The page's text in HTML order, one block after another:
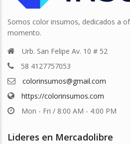
Somos color insumos, dedicados a
momento.
Urb. San Felipe Av. 10 # 52
58 4127757053
colorinsumos@gmail.com
https://colorinsumos.com
Mon - Fri / 8:00 AM - 4:00 PM
Lideres en Mercadolibre